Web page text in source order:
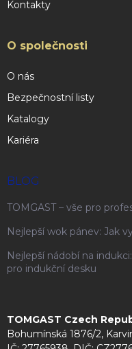
Kontakty
O společnosti
O nás
Bezpečnostní listy
Katalogy
Kariéra
BLOG
TOMGAST – vše pro
Nejlepší wok pánev: Jak
Nejlepší nádobí na
pro indukční desku
TOMGAST Czech
Bohumínská 1876/2,